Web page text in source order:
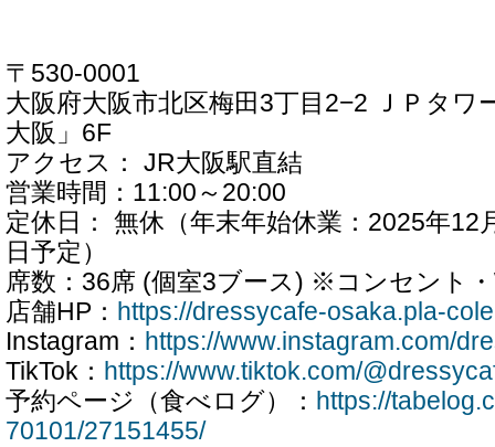
〒530-0001
大阪府大阪市北区梅田3丁目2−2 ＪＰタワ
大阪」6F
アクセス： JR大阪駅直結
営業時間：11:00～20:00
定休日： 無休（年末年始休業：2025年12
日予定）
席数：36席 (個室3ブース) ※コンセント
店舗HP： https://dressycafe-osaka.pla-
Instagram： https://www.instagram.com/
TikTok： https://www.tiktok.com/
予約ページ（食べログ）： https://
70101/27151455/